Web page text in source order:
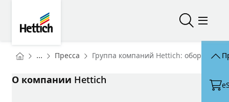
Открыть/
You are here:
Homepage
... Пресса Homepage
Группа компаний Hettich: оборот 1,3
О компании Hettich